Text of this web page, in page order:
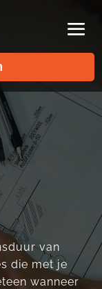
van
die met je
wanneer